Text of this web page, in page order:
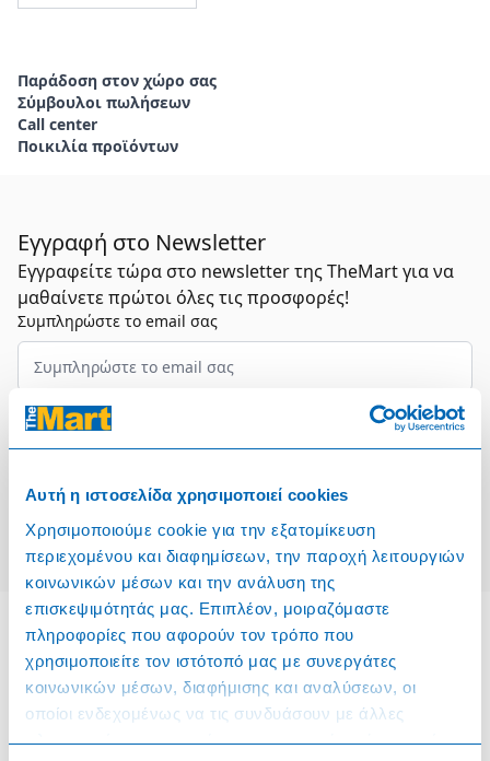
Αυτή η ιστοσελίδα χρησιμοποιεί cookies
Χρησιμοποιούμε cookie για την εξατομίκευση
περιεχομένου και διαφημίσεων, την παροχή λειτουργιών
κοινωνικών μέσων και την ανάλυση της
επισκεψιμότητάς μας. Επιπλέον, μοιραζόμαστε
πληροφορίες που αφορούν τον τρόπο που
χρησιμοποιείτε τον ιστότοπό μας με συνεργάτες
κοινωνικών μέσων, διαφήμισης και αναλύσεων, οι
οποίοι ενδεχομένως να τις συνδυάσουν με άλλες
πληροφορίες που τους έχετε παραχωρήσει ή τις οποίες
Παράδοση στον χώρο σας
Σύμβουλοι πωλήσεων
Call center
Ποικιλία προϊόντων
Εγγραφή στο Newsletter
Εγγραφείτε τώρα στο newsletter της TheMart για να
μαθαίνετε πρώτοι όλες τις προσφορές!
Συμπληρώστε το email σας
Επιλέξτε τον τομέα σας
Πληροφορίες
Όροι & Προϋποθέσεις